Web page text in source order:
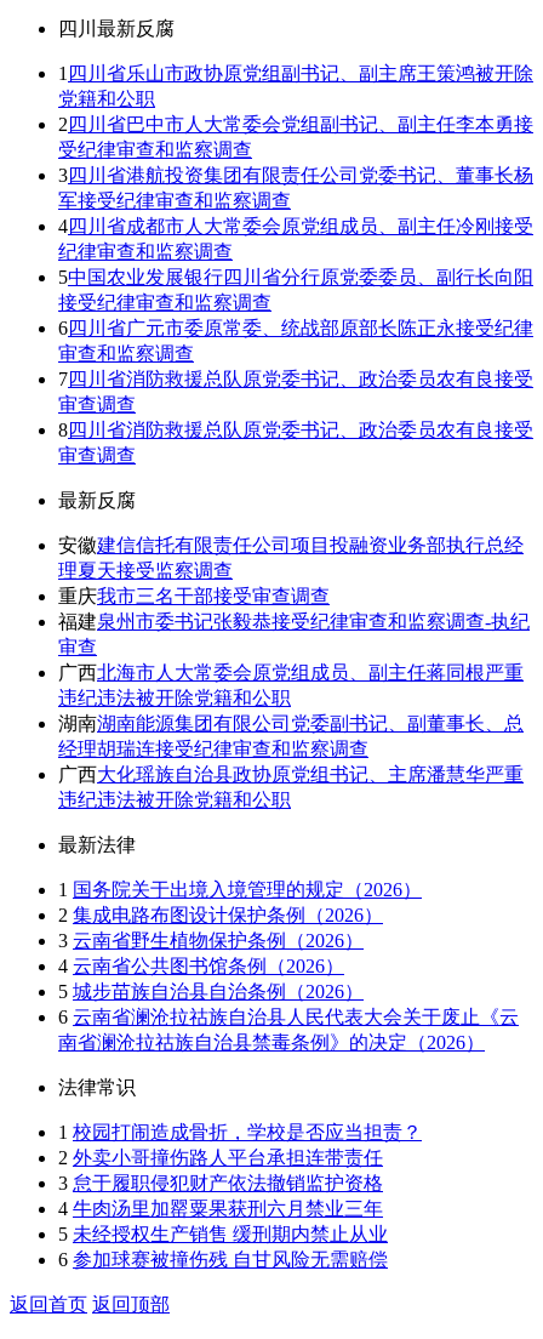
四川最新反腐
1 四川省乐山市政协原党组副书记、副主席王策鸿被开除
党籍和公职
2 四川省巴中市人大常委会党组副书记、副主任李本勇接
受纪律审查和监察调查
3四川省港航投资集团有限责任公司党委书记、董事长杨
军接受纪律审查和监察调查
4四川省成都市人大常委会原党组成员、副主任冷刚接受
纪律审查和监察调查
5中国农业发展银行四川省分行原党委委员、副行长向阳
接受纪律审查和监察调查
6四川省广元市委原常委、统战部原部长陈正永接受纪律
审查和监察调查
7四川省消防救援总队原党委书记、政治委员农有良接受
审查调查
8四川省消防救援总队原党委书记、政治委员农有良接受
审查调查
最新反腐
安徽建信信托有限责任公司项目投融资业务部执行总经
理夏天接受监察调查
重庆我市三名干部接受审查调查
福建泉州市委书记张毅恭接受纪律审查和监察调查-执纪
审查
广西北海市人大常委会原党组成员、副主任蒋同根严重
违纪违法被开除党籍和公职
湖南湖南能源集团有限公司党委副书记、副董事长、总
经理胡瑞连接受纪律审查和监察调查
广西大化瑶族自治县政协原党组书记、主席潘慧华严重
违纪违法被开除党籍和公职
最新法律
1 国务院关于出境入境管理的规定（2026）
2 集成电路布图设计保护条例（2026）
3 云南省野生植物保护条例（2026）
4 云南省公共图书馆条例（2026）
5 城步苗族自治县自治条例（2026）
6 云南省澜沧拉祜族自治县人民代表大会关于废止《云
南省澜沧拉祜族自治县禁毒条例》的决定（2026）
法律常识
1 校园打闹造成骨折，学校是否应当担责？
2 外卖小哥撞伤路人平台承担连带责任
3 怠于履职侵犯财产依法撤销监护资格
4 牛肉汤里加罂粟果获刑六月禁业三年
5 未经授权生产销售 缓刑期内禁止从业
6 参加球赛被撞伤残 自甘风险无需赔偿
返回首页 返回顶部